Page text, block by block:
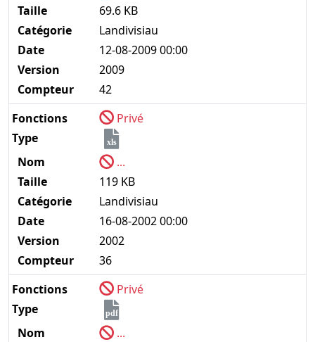
Taille
69.6 KB
Catégorie
Landivisiau
Date
12-08-2009 00:00
Version
2009
Compteur
42
Fonctions
Privé
Type
xls
Nom
...
Taille
119 KB
Catégorie
Landivisiau
Date
16-08-2002 00:00
Version
2002
Compteur
36
Fonctions
Privé
Type
pdf
Nom
...